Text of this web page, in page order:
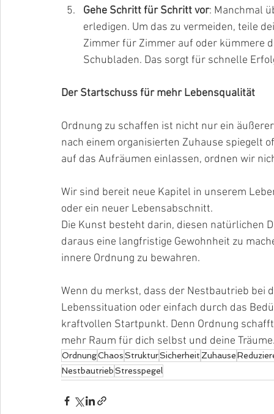
Gehe Schritt für Schritt vor: Manchmal
erledigen. Um das zu vermeiden, teile
Zimmer für Zimmer auf oder kümmere
Schubladen. Das sorgt für schnelle
Der Startschuss für mehr Lebensqualität
Ordnung zu schaffen ist nicht nur ein
nach einem organisierten Zuhause spiegelt
auf das Aufräumen einlassen, ordnen wir
Wir sind bereit neue Kapitel in unserem
oder ein neuer Lebensabschnitt.
Die Kunst besteht darin, diesen natürlichen
daraus eine langfristige Gewohnheit zu
innere Ordnung zu bewahren.
Wenn du merkst, dass der Nestbautrieb bei
Lebenssituation oder einfach durch das
kraftvollen Startpunkt. Denn Ordnung
mehr Raum für dich selbst und deine
OrdnungChaosStrukturSicherheit Zuhause
NestbautriebStresspegel